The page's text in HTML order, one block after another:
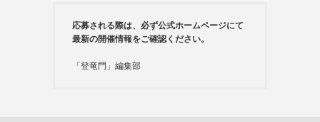
応募される際は、必ず公式ホームページにて
最新の開催情報をご確認ください。
「登竜門」編集部